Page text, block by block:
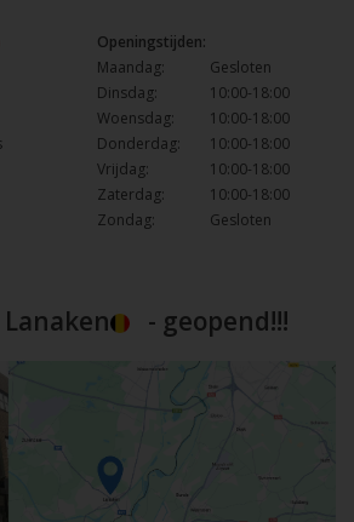
Openingstijden:
Maandag:
Gesloten
Dinsdag:
10:00-18:00
Woensdag:
10:00-18:00
Donderdag:
10:00-18:00
Vrijdag:
10:00-18:00
Zaterdag:
10:00-18:00
Zondag:
Gesloten
Lanaken - geopend!!!